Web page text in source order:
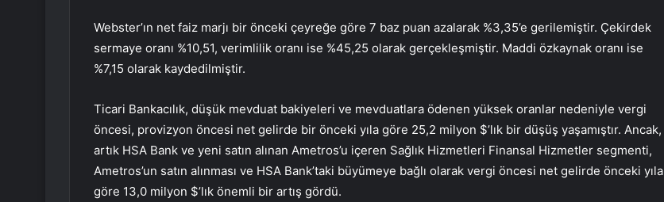
Webster’ın net faiz marjı bir önceki çeyreğe göre 7 baz puan azalarak %3,35’e gerilemiştir. Çekirdek
sermaye oranı %10,51, verimlilik oranı ise %45,25 olarak gerçekleşmiştir. Maddi özkaynak oranı ise
%7,15 olarak kaydedilmiştir.
Ticari Bankacılık, düşük mevduat bakiyeleri ve mevduatlara ödenen yüksek oranlar nedeniyle vergi
öncesi, provizyon öncesi net gelirde bir önceki yıla göre 25,2 milyon $’lık bir düşüş yaşamıştır. Ancak,
artık HSA Bank ve yeni satın alınan Ametros’u içeren Sağlık Hizmetleri Finansal Hizmetler segmenti,
Ametros’un satın alınması ve HSA Bank’taki büyümeye bağlı olarak vergi öncesi net gelirde önceki yıla
göre 13,0 milyon $’lık önemli bir artış gördü.